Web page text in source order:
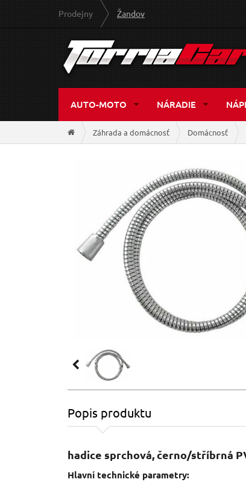
Prodejny Žandov
AUTO-MOTO NÁRADIE
Záhrada a domácnosť Domácnosť
Popis produktu
hadice sprchová, černo/stříbrná
Hlavní technické parametry: